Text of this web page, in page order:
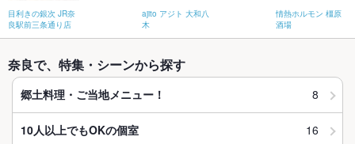
目利きの銀次 JR奈
良駅前三条通り店
ajito アジト 大和八
木
情熱ホルモン 橿原
酒場
奈良で、特集・シーンから探す
郷土料理・ご当地メニュー！ 8
10人以上でもOKの個室 16